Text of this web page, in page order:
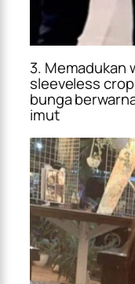
3. Memadukan
sleeveless
bunga
imut